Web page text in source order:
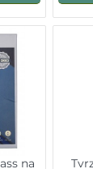
na